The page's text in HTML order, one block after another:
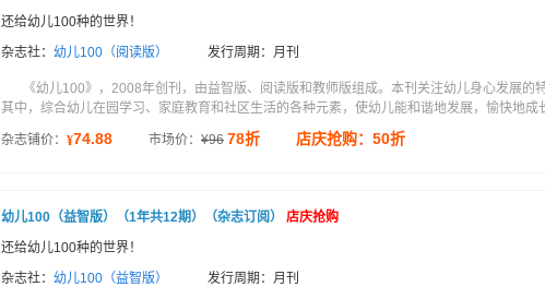
还给幼儿100种的世界！
杂志社： 幼儿100（阅读版） 发行周期：月刊
《幼儿100》，2008年创刊，由益智版、阅读版和教师版组成。本刊关注幼儿身心发展
其中，综合幼儿在园学习、家庭教育和社区生活的各种元素，使幼儿能和谐地发展，愉快地成
杂志铺价： ¥74.88 市场价： ¥96 78折 店庆抢购：50折
幼儿100（益智版）（1年共12期）（杂志订阅）
店庆抢购
还给幼儿100种的世界！
杂志社： 幼儿100（益智版） 发行周期：月刊